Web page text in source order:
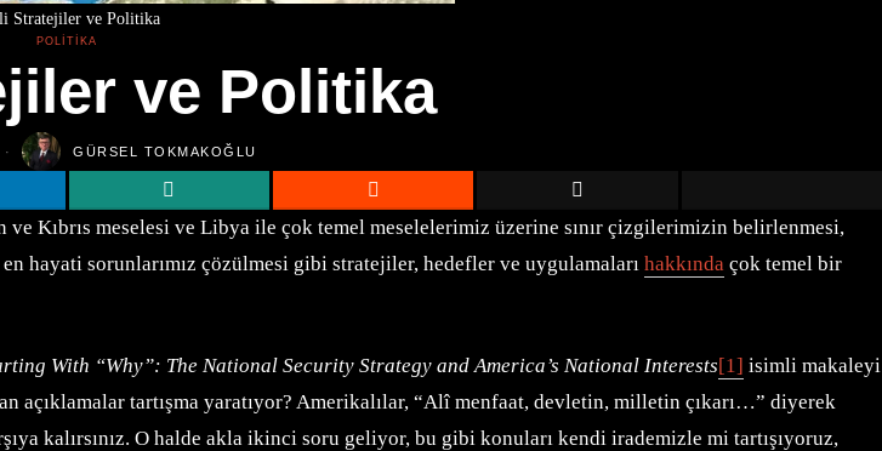
Stratejiler ve Politika
POLITIKA
ve Politika
GÜRSEL TOKMAKOĞLU
Kıbrıs meselesi ve Libya ile çok temel meselelerimiz üzerine sınır çizgilerimizin belirlenmesi,
hayati sorunlarımız çözülmesi gibi stratejiler, hedefler ve uygulamaları hakkında çok temel bir
With “Why”: The National Security Strategy and America’s National Interests[1] isimli makaleyi
açıklamalar tartışma yaratıyor? Amerikalılar, “Alî menfaat, devletin, milletin çıkarı…” diyerek
kalırsınız. O halde akla ikinci soru geliyor, bu gibi konuları kendi irademizle mi tartışıyoruz,